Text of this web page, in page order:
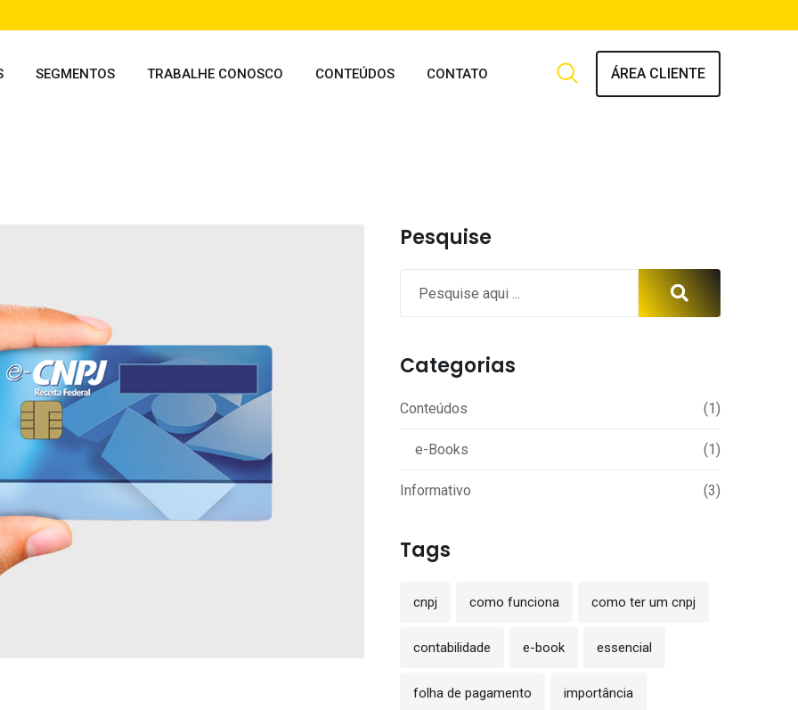
SEGMENTOS TRABALHE CONOSCO CONTEÚDOS CONTATO ÁREA CLIENTE
Pesquise
Categorias
Conteúdos (1)
e-Books (1)
Informativo (3)
Tags
cnpj como funciona como ter um cnpj
contabilidade e-book essencial
folha de pagamento importância